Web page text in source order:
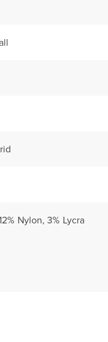
Nylon, 3% Lycra